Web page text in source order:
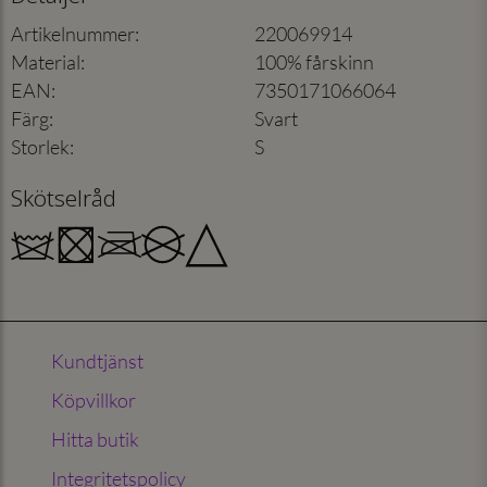
Artikelnummer:
220069914
Material:
100% fårskinn
EAN:
7350171066064
Färg:
Svart
Storlek: S
Skötselråd
Kundtjänst
Köpvillkor
Hitta butik
Integritetspolicy